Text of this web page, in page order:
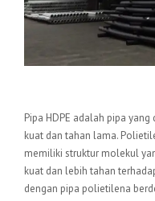
Pipa HDPE adalah pipa
kuat dan tahan lama.
memiliki struktur molekul
kuat dan lebih tahan
dengan pipa polietilena